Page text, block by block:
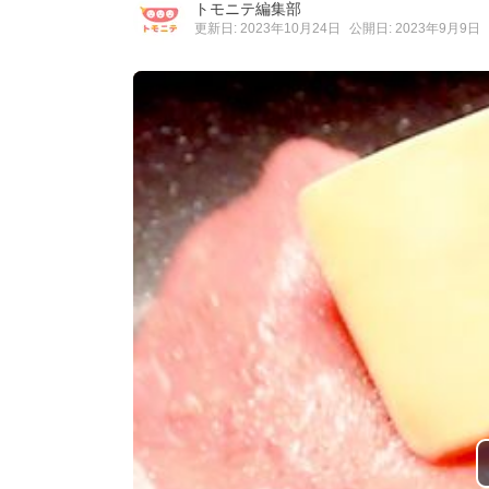
トモニテ編集部
更新日: 2023年10月24日 公開日: 2023年9月9日